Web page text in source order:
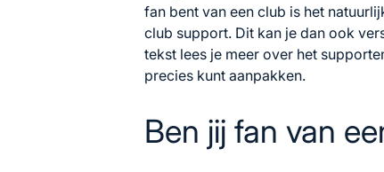
fan bent van een club is het
club support. Dit kan je dan ook
tekst lees je meer over het
precies kunt aanpakken.
Ben jij fan van